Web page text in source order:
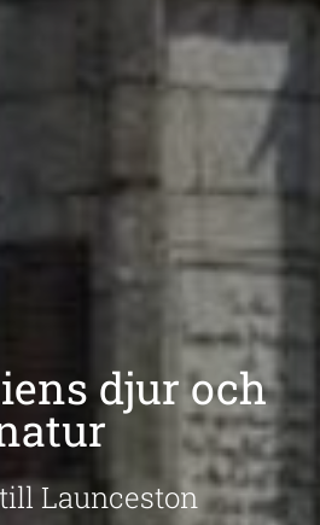
djur och
Launceston